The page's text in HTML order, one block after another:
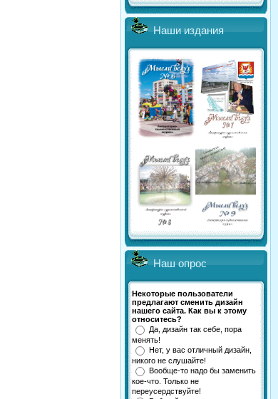
Наши издания
Наш опрос
Некоторые пользователи
предлагают сменить дизайн
нашего сайта. Как вы к этому
относитесь?
Да, дизайн так себе, пора
менять!
Нет, у вас отличный дизайн,
никого не слушайте!
Вообще-то надо бы заменить
кое-что. Только не
переусердствуйте!